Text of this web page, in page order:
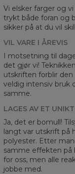
Vi elsker farger og
trykt både foran og
sikker på at du vil
VIL VARE I ÅREVIS
I motsetning til
det gjør vi!
utskriften forblir
veldig intensiv bruk
samme.
LAGES AV ET
Ja, det er bomull!
langt var utskrift på
polyester. Etter
samme effekten
for oss, men alle
jobbe med.